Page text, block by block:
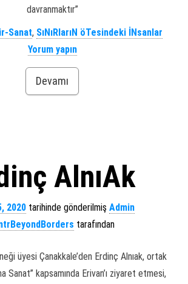
davranmaktır”
Sanat, SıNıRlarıN öTesindeki İNsanlar
Yorum yapın
Devamı
AlnıAk
2020tarihinde gönderilmiş Admin
tarafından
üyesi Çanakkale’den Erdinç Alnıak, ortak
Sanat” kapsamında Erivan’ı ziyaret etmesi,